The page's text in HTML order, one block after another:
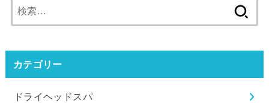
索:
カテゴリー
ドライヘッドスパ